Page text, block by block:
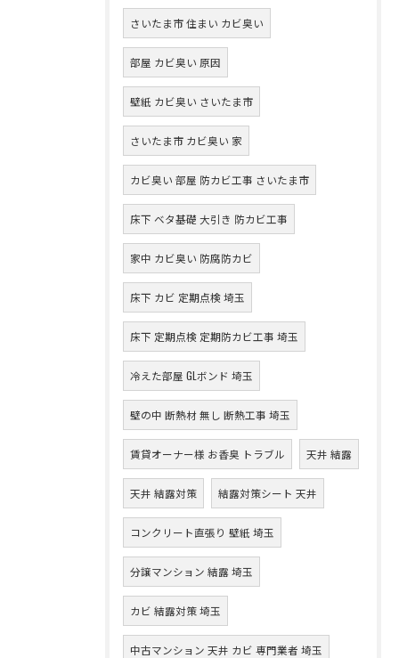
さいたま市 住まい カビ臭い
部屋 カビ臭い 原因
壁紙 カビ臭い さいたま市
さいたま市 カビ臭い 家
カビ臭い 部屋 防カビ工事 さいたま市
床下 ベタ基礎 大引き 防カビ工事
家中 カビ臭い 防腐防カビ
床下 カビ 定期点検 埼玉
床下 定期点検 定期防カビ工事 埼玉
冷えた部屋 GLボンド 埼玉
壁の中 断熱材 無し 断熱工事 埼玉
賃貸オーナー様 お香臭 トラブル 天井 結露
天井 結露対策 結露対策シート 天井
コンクリート直張り 壁紙 埼玉
分譲マンション 結露 埼玉
カビ 結露対策 埼玉
中古マンション 天井 カビ 専門業者 埼玉